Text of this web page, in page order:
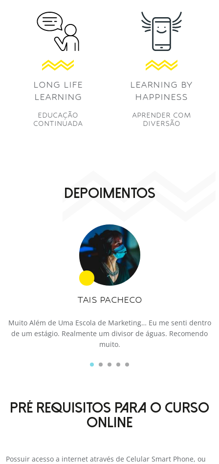
LONG LIFE
LEARNING
EDUCAÇÃO
CONTINUADA
LEARNING BY
HAPPINESS
APRENDER COM
DIVERSÃO
DEPOIMENTOS
TAIS PACHECO
Muito Além de Uma Escola de Marketing… Eu me senti dentro
de um estágio. Realmente um divisor de águas. Recomendo
muito.
PRÉ REQUISITOS PARA O CURSO
ONLINE
Possuir acesso a internet através de Celular Smart Phone, ou